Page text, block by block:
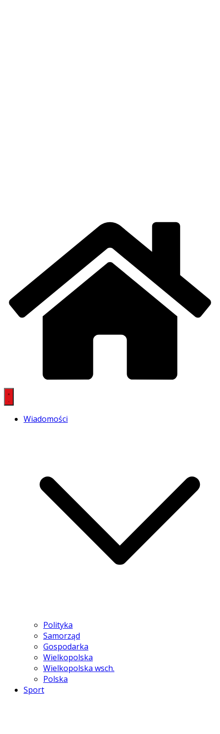
Wiadomości
Polityka
Samorząd
Gospodarka
Wielkopolska
Wielkopolska wsch.
Polska
Sport